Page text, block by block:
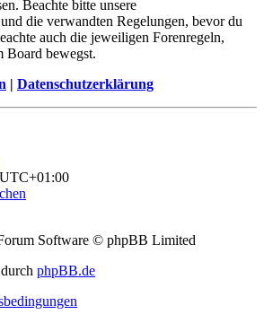
Beachte bitte unsere
die verwandten Regelungen, bevor du
auch die jeweiligen Forenregeln,
Board bewegst.
| Datenschutzerklärung
UTC+01:00
Software © phpBB Limited
phpBB.de